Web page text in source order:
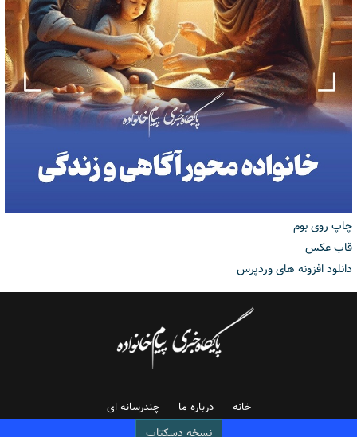
چاپ روی بوم
قاب عکس
دانلود افزونه های وردپرس
خانه درباره ما چندرسانه ای
نسخه دسکتاپ